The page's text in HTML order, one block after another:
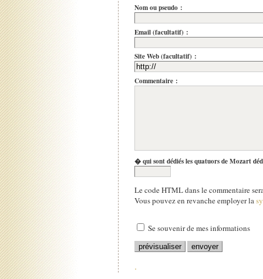
Nom ou pseudo :
Email (facultatif) :
Site Web (facultatif) :
Commentaire :
� qui sont dédiés les quatuors de Mozart
Le code HTML dans le commentaire
Vous pouvez en revanche employer la
Se souvenir de mes informations
.